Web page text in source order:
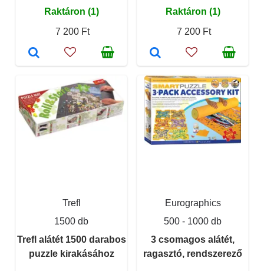
Raktáron (1)
7 200 Ft
Raktáron (1)
7 200 Ft
Trefl
1500 db
Trefl alátét 1500 darabos
puzzle kirakásához
Eurographics
500 - 1000 db
3 csomagos alátét,
ragasztó, rendszerező